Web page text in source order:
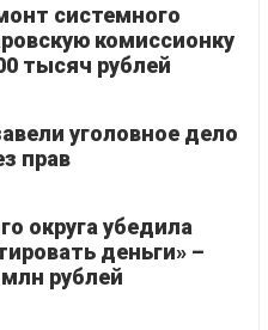
системного
комиссионку
тысяч рублей
уголовное дело
прав
округа убедила
деньги» –
рублей